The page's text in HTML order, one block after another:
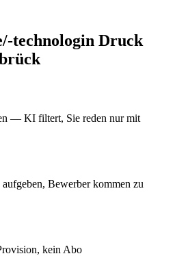
technologin Druck
— KI filtert, Sie reden nur mit
Bewerber kommen zu
kein Abo